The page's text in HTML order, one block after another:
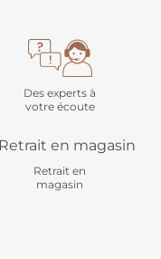
Des experts à
votre écoute
Retrait en
magasin